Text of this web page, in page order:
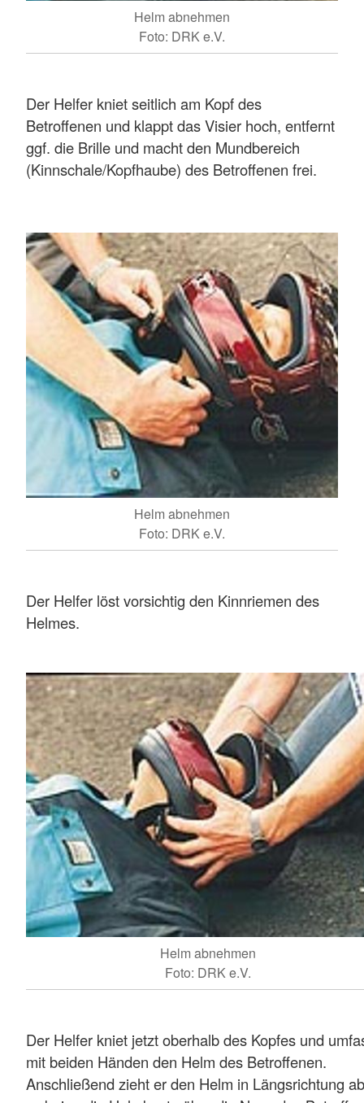
Helm abnehmen
Foto: DRK e.V.
Der Helfer kniet seitlich am Kopf des
Betroffenen und klappt das Visier hoch, entfernt
ggf. die Brille und macht den Mundbereich
(Kinnschale/Kopfhaube) des Betroffenen frei.
Helm abnehmen
Foto: DRK e.V.
Der Helfer löst vorsichtig den Kinnriemen des
Helmes.
Helm abnehmen
Foto: DRK e.V.
Der Helfer kniet jetzt oberhalb des Kopfes und
mit beiden Händen den Helm des Betroffenen.
Anschließend zieht er den Helm in Längsrichtung